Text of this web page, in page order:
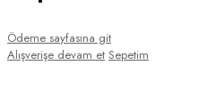
Ödeme sayfasına git
Alışverişe devam et Sepetim